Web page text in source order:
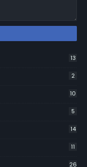
13
2
10
5
14
11
26